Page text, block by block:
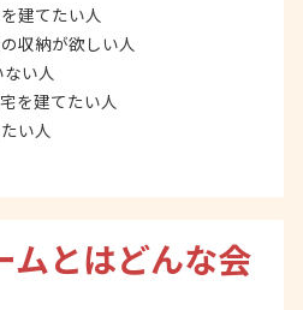
建てたい人
収納が欲しい人
い人
を建てたい人
い人
ムとはどんな会